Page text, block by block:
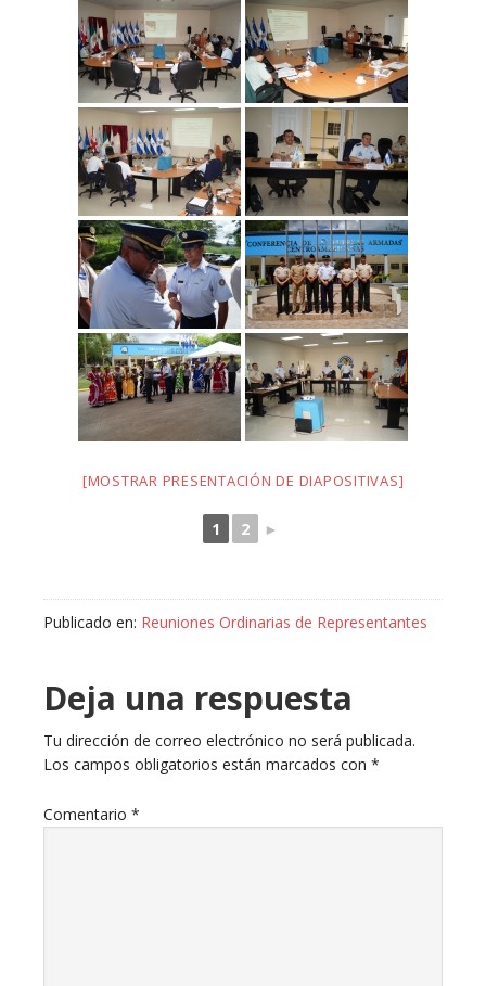
[MOSTRAR PRESENTACIÓN DE DIAPOSITIVAS]
1 2 ►
Publicado en: Reuniones Ordinarias de Representantes
Deja una respuesta
Tu dirección de correo electrónico no será publicada.
Los campos obligatorios están marcados con *
Comentario *